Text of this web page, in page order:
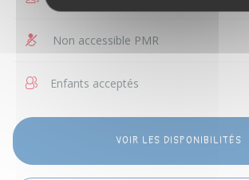
Non accessible PMR
Enfants acceptés
VOIR LES DISPONIBILITÉS